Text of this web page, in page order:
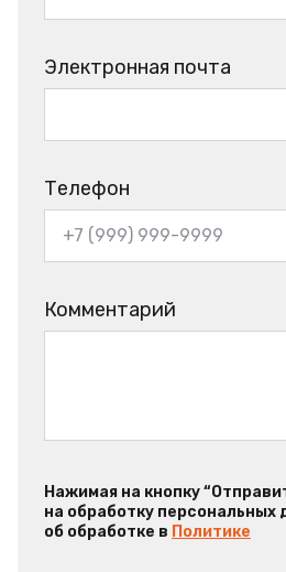
Электронная почта
Телефон
Комментарий
Нажимая на кнопку
на обработку персональных
об обработке в Политике